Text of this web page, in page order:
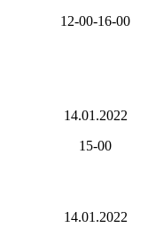
12-00-16-00
14.01.2022
15-00
14.01.2022